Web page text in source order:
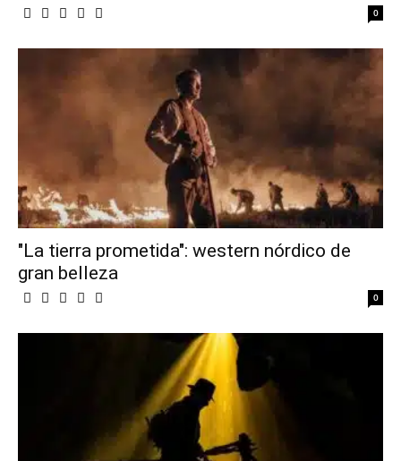
0
"La tierra prometida": western nórdico de
gran belleza
0